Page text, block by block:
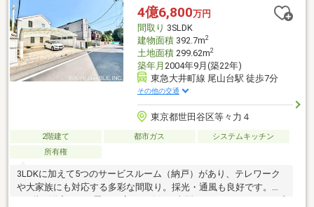
レブン世田谷尾山台駅北店・・・約400ｍ世田谷区立尾山台小学
校・・・・・・・・約580ｍ世田谷区立尾山台中学
校・・・・・・・・約340ｍ
4億6,800万円
間取り 3SLDK
建物面積392.7m2
土地面積299.62m2
築年月 2004年9月(築22年)
東急大井町線 尾山台駅 徒歩7分
その他の交通
東京都世田谷区等々力４
2階建て 都市ガス
システムキッチン
所有権
3LDKに加えて5つのサービスルーム（納戸）があり、テレワーク
や大家族にも対応する多彩な間取り。採光・通風も良好です。地
下1階の洋室は18.1畳もの広さを確保、大型のシアタールーム、プ